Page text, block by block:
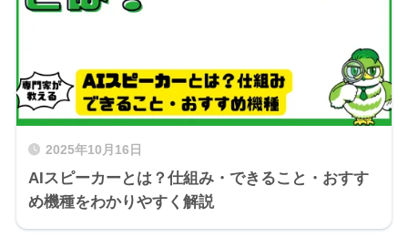
2025年10月16日
AIスピーカーとは？仕組み・できること・おすす
め機種をわかりやすく解説